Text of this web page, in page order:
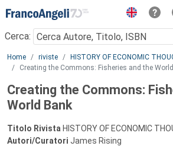
Menu
Cerca:
Main content
Home riviste HISTORY OF ECONOMIC
Creating the Commons: Fisheries and the
Creating the Commons:
World Bank
Titolo Rivista HISTORY OF ECONOMIC
Autori/Curatori James Rising